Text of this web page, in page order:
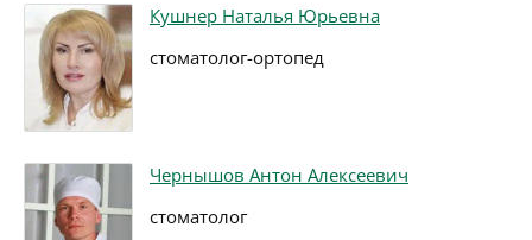
Кушнер Наталья Юрьевна
стоматолог-ортопед
Чернышов Антон Алексеевич
стоматолог